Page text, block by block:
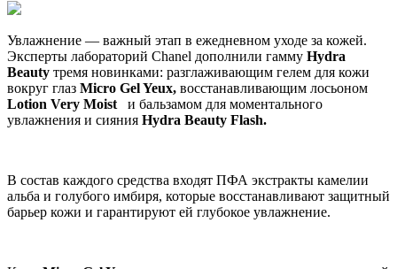
Увлажнение — важный этап в ежедневном уходе за кожей.
Эксперты лабораторий Chanel дополнили гамму Hydra
Beauty тремя новинками: разглаживающим гелем для кожи
вокруг глаз Micro Gel Yeux, восстанавливающим лосьоном
Lotion Very Moist и бальзамом для моментального
увлажнения и сияния Hydra Beauty Flash.
В состав каждого средства входят ПФА экстракты камелии
альба и голубого имбиря, которые восстанавливают защитный
барьер кожи и гарантируют ей глубокое увлажнение.